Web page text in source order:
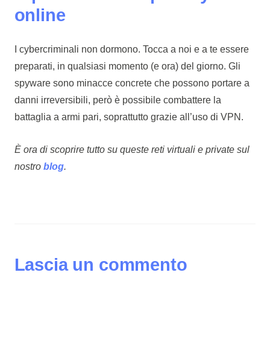
online
I cybercriminali non dormono. Tocca a noi e a te essere
preparati, in qualsiasi momento (e ora) del giorno. Gli
spyware sono minacce concrete che possono portare a
danni irreversibili, però è possibile combattere la
battaglia a armi pari, soprattutto grazie all’uso di VPN.
È ora di scoprire tutto su queste reti virtuali e private sul
nostro blog.
Lascia un commento